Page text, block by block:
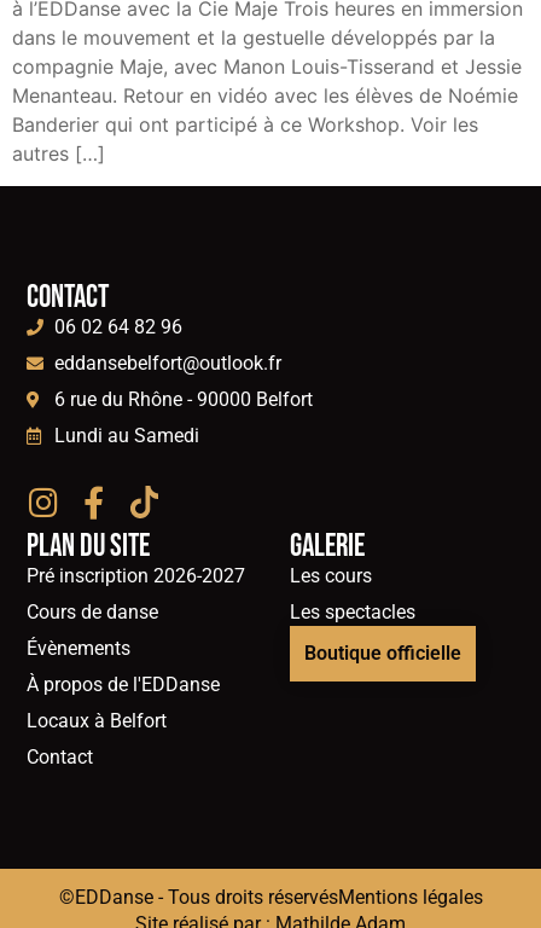
à l’EDDanse avec la Cie Maje Trois heures en immersion
dans le mouvement et la gestuelle développés par la
compagnie Maje, avec Manon Louis-Tisserand et Jessie
Menanteau. Retour en vidéo avec les élèves de Noémie
Banderier qui ont participé à ce Workshop. Voir les
autres […]
Contact
06 02 64 82 96
eddansebelfort@outlook.fr
6 rue du Rhône - 90000 Belfort
Lundi au Samedi
Plan du site
Pré inscription 2026-2027
Cours de danse
Évènements
À propos de l'EDDanse
Locaux à Belfort
Contact
Galerie
Les cours
Les spectacles
Boutique officielle
©EDDanse - Tous droits réservésMentions légales